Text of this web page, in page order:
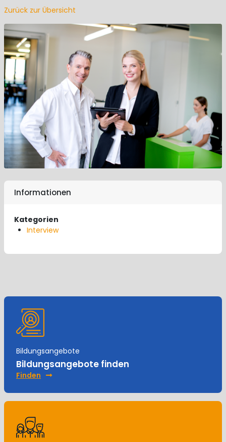
Zurück zur Übersicht
Informationen
Kategorien
Interview
Bildungsangebote
Bildungsangebote finden
Finden